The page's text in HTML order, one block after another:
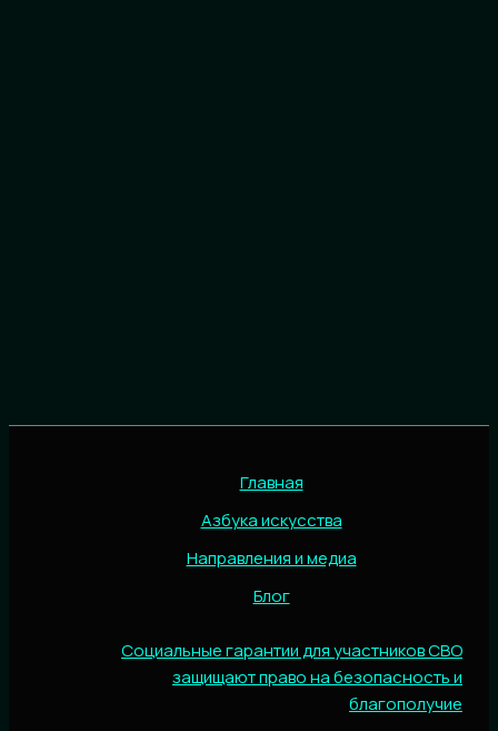
Главная
Азбука искусства
Направления и медиа
Блог
Социальные гарантии для участников СВО
защищают право на безопасность и
благополучие